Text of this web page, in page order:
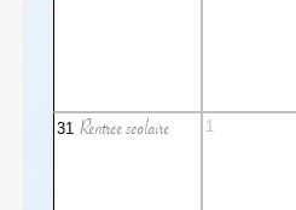
31 Rentrée scolaire 1